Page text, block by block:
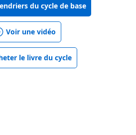
du cycle de base
Voir une vidéo
le livre du cycle